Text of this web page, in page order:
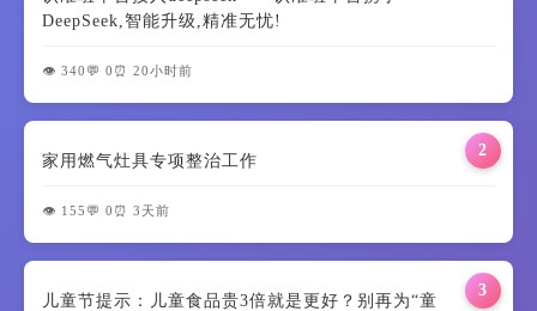
DeepSeek,智能升级,精准无忧!
👁️ 340 💬 0 ⏰ 20小时前
2
家用燃气灶具专项整治工作
👁️ 155 💬 0 ⏰ 3天前
3
儿童节提示：儿童食品贵3倍就是更好？别再为“童